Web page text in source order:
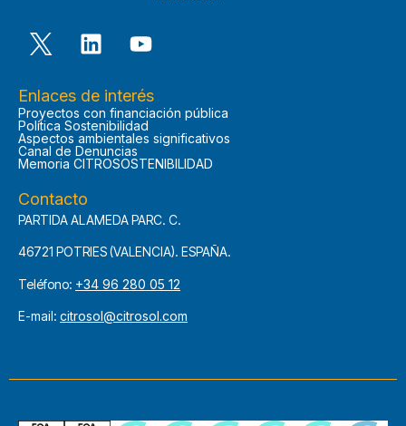
Enlaces de interés
Proyectos con financiación pública
Política Sostenibilidad
Aspectos ambientales significativos
Canal de Denuncias
Memoria CITROSOSTENIBILIDAD
Contacto
PARTIDA ALAMEDA PARC. C.
46721 POTRIES (VALENCIA). ESPAÑA.
Teléfono: +34 96 280 05 12
E-mail: citrosol@citrosol.com